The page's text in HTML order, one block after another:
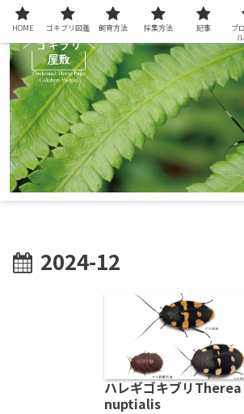
2024-12
ハレギゴキブリTherea
nuptialis
HOME ゴキブリ図鑑 飼育方法 採集方法 記事
プ